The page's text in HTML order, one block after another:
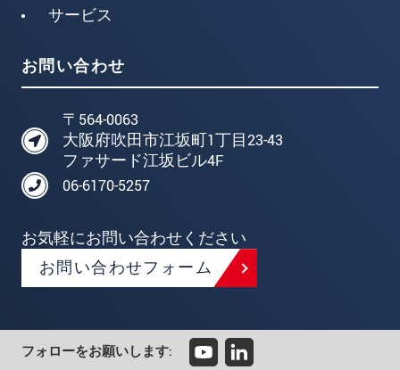
サービス
お問い合わせ
〒564-0063
大阪府吹田市江坂町1丁目23-43
ファサード江坂ビル4F
06-6170-5257
お気軽にお問い合わせください
お問い合わせフォーム
フォローをお願いします: